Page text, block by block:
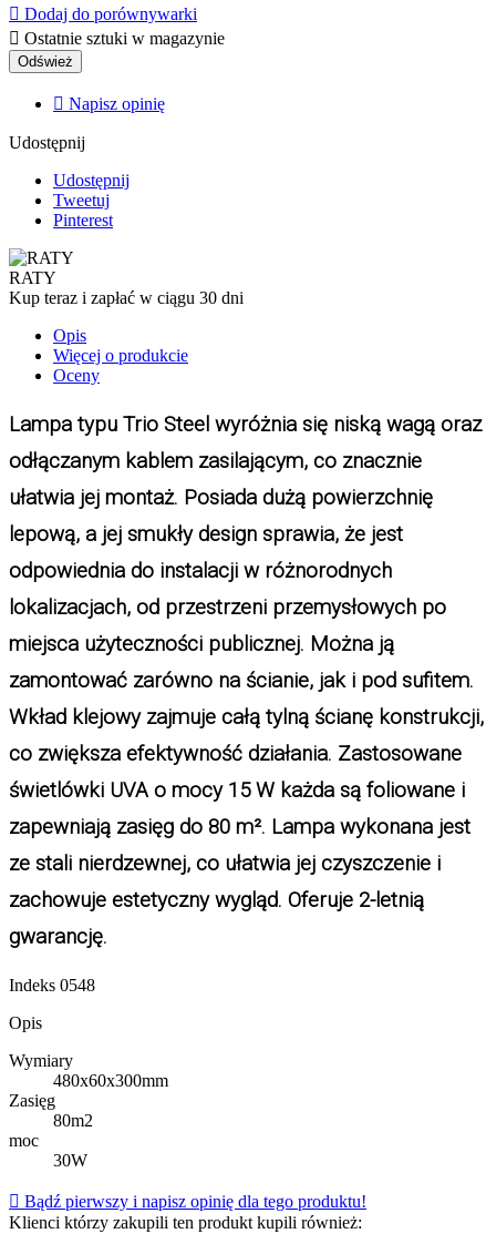
 Dodaj do porównywarki
 Ostatnie sztuki w magazynie
 Napisz opinię
Udostępnij
Udostępnij
Tweetuj
Pinterest
RATY
Kup teraz i zapłać w ciągu 30 dni
Opis
Więcej o produkcie
Oceny
Lampa typu Trio Steel wyróżnia się niską wagą oraz
odłączanym kablem zasilającym, co znacznie
ułatwia jej montaż. Posiada dużą powierzchnię
lepową, a jej smukły design sprawia, że jest
odpowiednia do instalacji w różnorodnych
lokalizacjach, od przestrzeni przemysłowych po
miejsca użyteczności publicznej. Można ją
zamontować zarówno na ścianie, jak i pod sufitem.
Wkład klejowy zajmuje całą tylną ścianę konstrukcji,
co zwiększa efektywność działania. Zastosowane
świetlówki UVA o mocy 15 W każda są foliowane i
zapewniają zasięg do 80 m². Lampa wykonana jest
ze stali nierdzewnej, co ułatwia jej czyszczenie i
zachowuje estetyczny wygląd. Oferuje 2-letnią
gwarancję.
Indeks 0548
Opis
Wymiary
480x60x300mm
Zasięg
80m2
moc
30W
 Bądź pierwszy i napisz opinię dla tego produktu!
Klienci którzy zakupili ten produkt kupili również: